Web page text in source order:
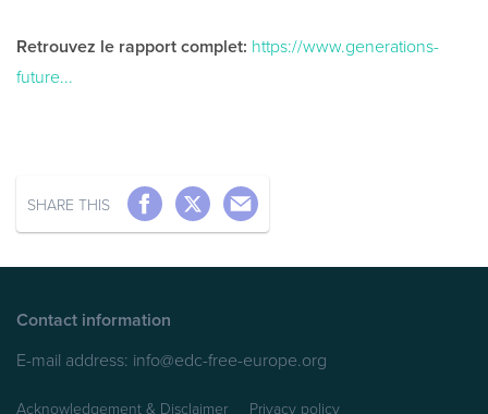
Retrouvez le rapport complet: https://www.generations-
future...
SHARE THIS
Contact information
E-mail address: info@edc-free-europe.org
Acknowledgement & Disclaimer Privacy policy